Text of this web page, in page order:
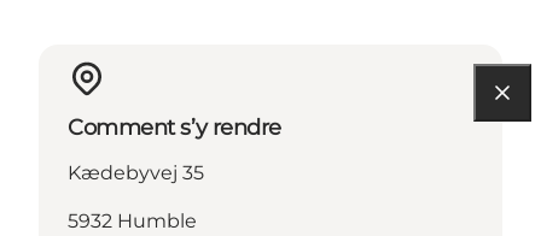
Comment s’y rendre
Kædebyvej 35
5932 Humble